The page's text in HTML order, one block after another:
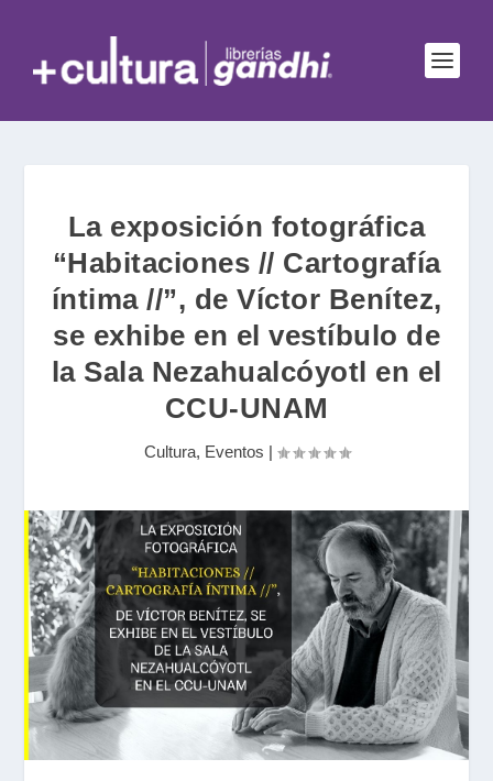
La exposición fotográfica
“Habitaciones // Cartografía
íntima //”, de Víctor Benítez,
se exhibe en el vestíbulo de
la Sala Nezahualcóyotl en el
CCU-UNAM
Cultura, Eventos |